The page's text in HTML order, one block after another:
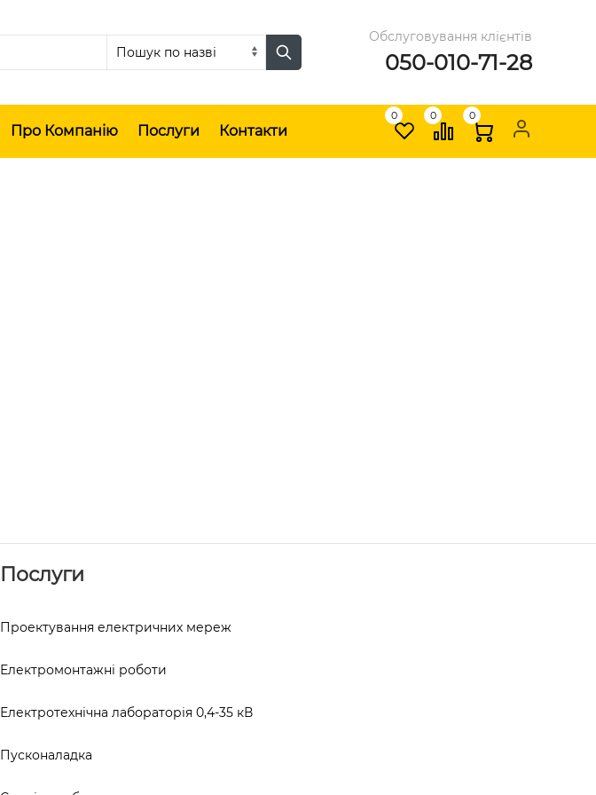
Обслуговування клієнтів
050-010-71-28
Про Компанію Послуги Контакти
0 0 0
Послуги
Проектування електричних мереж
Електромонтажні роботи
Електротехнічна лабораторія 0,4-35 кВ
Пусконаладка